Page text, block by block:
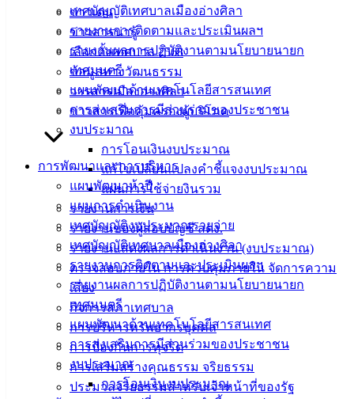
เทศบัญญัติเทศบาลเมืองอ่างศิลา
รายงานการติดตามและประเมินผลฯ
รายงานผลการปฏิบัติงานตามนโยบายนายก
เทศมนตรี
แผนพัฒนาด้านเทคโนโลยีสารสนเทศ
การส่งเสริมการมีส่วนร่วมของประชาชน
งบประมาณ
การโอนเงินงบประมาณ
แก้ไขเปลี่ยนแปลงคำชี้แจงงบประมาณ
แผนการใช้จ่ายงินรวม
รายงานการเงิน
รายงานของผู้สอบบัญชี สตง.
รายงานแสดงผลการดำเนินงาน (งบประมาณ)
ตรวจสอบภายใน การควบคุมภายใน จัดการความ
เสี่ยง
กิจการสภาเทศบาล
การบริหารทรัพยากรบุคคล
การป้องกันการทุจริต
การเสริมสร้างคุณธรรม จริยธรรม
ประมวลจริยธรรมสำหรับเจ้าหน้าที่ของรัฐ
ข่าวเด่น
ข่าวสารน่ารู้
เลือกตั้งเทศบาล 2568
ข้อมูลทางวัฒนธรรม
วารสารเมืองอ่างศิลา
ข่าวสารเพื่อคุ้มครองผู้บริโภค
การพัฒนาและการบริหาร
แผนพัฒนาห้าปี
แผนการดำเนินงาน
เทศบัญญัติงบประมาณรายจ่าย
เทศบัญญัติเทศบาลเมืองอ่างศิลา
รายงานการติดตามและประเมินผลฯ
รายงานผลการปฏิบัติงานตามนโยบายนายก
เทศมนตรี
แผนพัฒนาด้านเทคโนโลยีสารสนเทศ
การส่งเสริมการมีส่วนร่วมของประชาชน
งบประมาณ
การโอนเงินงบประมาณ
ข่าวสาร
ข่าวสาร
อิเล็กทรอนิกส์
องค์
ความรู้
(Knowledge
Management)
เทศบาล
สายตรง
นายก
ประวัติ
เทศบาล